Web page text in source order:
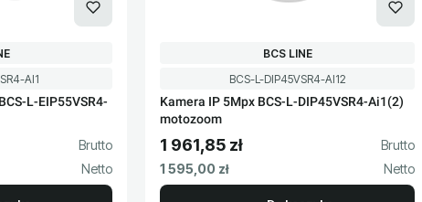
AI1
L-EIP55VSR4-
Kod produktu
BCS-L-DIP45VSR4-AI12
Kamera IP 5Mpx BCS-L-DIP45VSR4-Ai1(2)
motozoom
PRODUCENT
BCS LINE
Cena brutto
1 961,85 zł
Cena netto
1 595,00 zł